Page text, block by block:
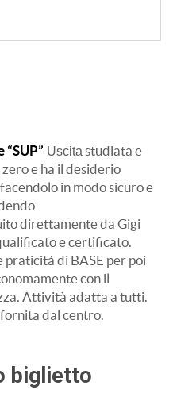
Uscitastudiata e
e ha il desiderio
in modo sicuro e
direttamente da Gigi
e certificato.
praticitá di BASE per poi
con il
Attività adatta a tutti.
dal centro.
biglietto